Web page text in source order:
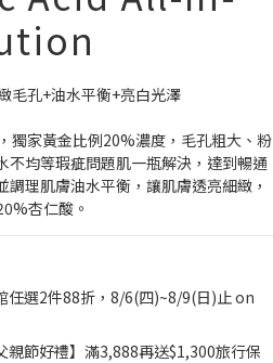
毛孔+油水平衡+亮白光澤
獨家黃金比例20%濃度，毛孔粗大、粉
不均等瑕疵問題肌一瓶解決，達到暢通
調理肌膚油水平衡，讓肌膚透亮細緻，
杏仁酸。
任選2件88折，8/6(四)~8/9(日)止 on
親節好禮】滿3,888再送$1,300旅行保